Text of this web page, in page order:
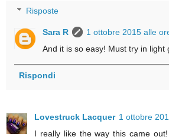
Risposte
Sara R
1 ottobre 2015 alle
And it is so easy! Must try in light
Rispondi
Lovestruck Lacquer 1 ottobre
I really like the way this came